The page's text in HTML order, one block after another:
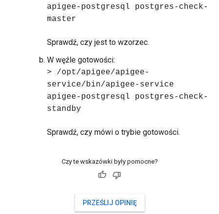
apigee-postgresql postgres-check-
master
Sprawdź, czy jest to wzorzec.
W węźle gotowości:
> /opt/apigee/apigee-
service/bin/apigee-service
apigee-postgresql postgres-check-
standby
Sprawdź, czy mówi o trybie gotowości.
Czy te wskazówki były pomocne?
PRZEŚLIJ OPINIĘ